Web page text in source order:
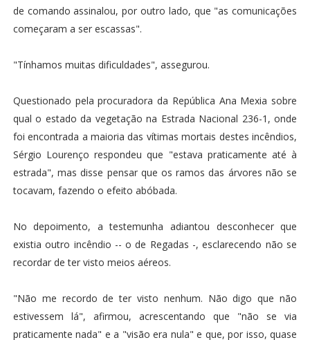
de comando assinalou, por outro lado, que "as comunicações
começaram a ser escassas".
"Tínhamos muitas dificuldades", assegurou.
Questionado pela procuradora da República Ana Mexia sobre
qual o estado da vegetação na Estrada Nacional 236-1, onde
foi encontrada a maioria das vítimas mortais destes incêndios,
Sérgio Lourenço respondeu que "estava praticamente até à
estrada", mas disse pensar que os ramos das árvores não se
tocavam, fazendo o efeito abóbada.
No depoimento, a testemunha adiantou desconhecer que
existia outro incêndio -- o de Regadas -, esclarecendo não se
recordar de ter visto meios aéreos.
"Não me recordo de ter visto nenhum. Não digo que não
estivessem lá", afirmou, acrescentando que "não se via
praticamente nada" e a "visão era nula" e que, por isso, quase